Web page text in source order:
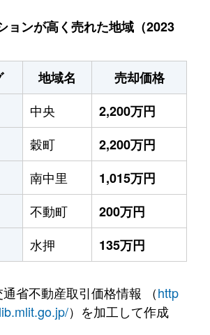
ョンが高く売れた地域（2023
地域名
売却価格
中央
2,200万円
穀町
2,200万円
南中里
1,015万円
不動町
200万円
水押 135万円
省不動産取引価格情報 （http
）を加工して作成